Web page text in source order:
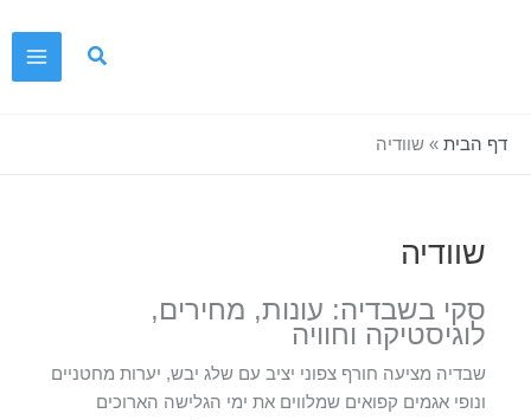
דף הבית » שוודיה
שוודיה
סקי בשבדיה: עונות, מחירים,
לוגיסטיקה וחוויה
שבדיה מציעה חורף צפוני יציב עם שלג יבש, יערות מחטניים
ונופי אגמים קפואים שמלווים את ימי הגלישה הארוכים